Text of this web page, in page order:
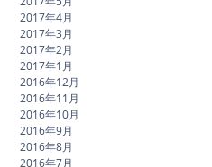
2017年4月
2017年3月
2017年2月
2017年1月
2016年12月
2016年11月
2016年10月
2016年9月
2016年8月
2016年7月